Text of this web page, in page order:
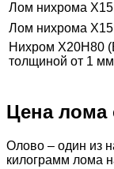
Лом нихрома
Лом нихрома
Нихром Х20Н80
толщиной от 1
Цена лома
Олово – один из
килограмм лома